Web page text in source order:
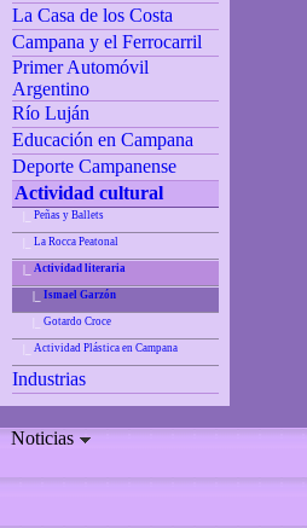
La Casa de los Costa
Campana y el Ferrocarril
Primer Automóvil
Argentino
Río Luján
Educación en Campana
Deporte Campanense
Actividad cultural
Peñas y Ballets
La Rocca Peatonal
Actividad literaria
Ismael Garzón
Gotardo Croce
Actividad Plástica en Campana
Industrias
Noticias